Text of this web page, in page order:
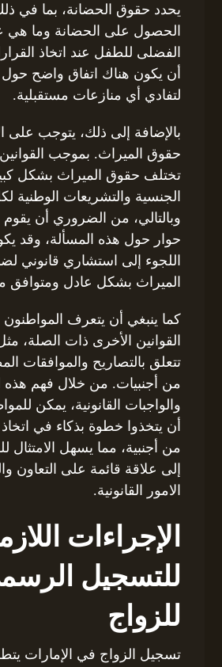
يحدد حقوق الحضانة، بما في
الحصول على الحضانة وما هي
الفضلى للطفل عند اتخاذ
أن يكون هناك اتفاق واضح
لتفادي أي منازعات مستقبلية.
بالإضافة إلى ذلك، يتوجب على
حقوق الميراث. بموجب القوانين
تختلف حقوق الميراث بشكل
الجنسية والتشريعات
وبالتالي، من الضروري أن يقوم
حوار حول هذه المسألة، وقد
اللجوء إلى استشاري قانوني
الميراث بشكل عادل ومتوافق
كما ينبغي أن يتعرف المواطنون
القوانين الأخرى ذات الصلة،
تتعلق بالتصاريح والموافقات
من أجنبيات. من خلال فهم هذه
والواجبات القانونية، يمكن
أن يتخذوا خطوة بذكاء في اتخاذ
من أجنبية، مما يسهل الامتثال
إلى علاقة قائمة على التعاون
الامور القانونية.
الإجراءات
للتسجيل
للزواج
تسجيل الزواج في الإمارات